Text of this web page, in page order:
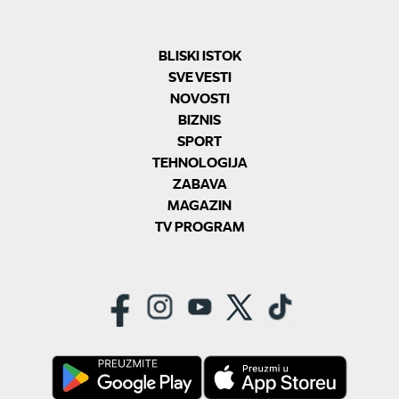
BLISKI ISTOK
SVE VESTI
NOVOSTI
BIZNIS
SPORT
TEHNOLOGIJA
ZABAVA
MAGAZIN
TV PROGRAM